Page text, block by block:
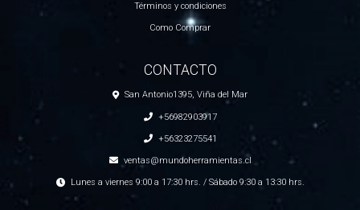
Términos y condiciones
Como Comprar
CONTACTO
San Antonio1395, Viña del Mar
+56982903917
+56323275541
ventas@mundoherramientas.cl
Lunes a viernes 9:00 a 17:30 hrs. / Sábado 9:30 a 13:30 hrs.